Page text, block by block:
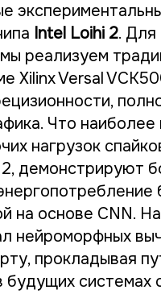
Intel Loihi 2. Для
реализуем
Xilinx Versal
Что
нагрузок
демонстрируют
на основе CNN.
нейроморфных
прокладывая
будущих системах